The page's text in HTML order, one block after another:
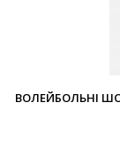
ВОЛЕЙБОЛЬНІ